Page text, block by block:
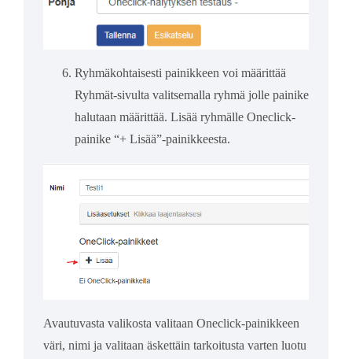
Ryhmäkohtaisesti painikkeen voi määrittää
Ryhmät-sivulta valitsemalla ryhmä jolle painike
halutaan määrittää. Lisää ryhmälle Oneclick-
painike “+ Lisää”-painikkeesta.
Avautuvasta valikosta valitaan Oneclick-painikkeen
väri, nimi ja valitaan äskettäin tarkoitusta varten luotu